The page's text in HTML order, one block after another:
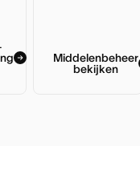
Middelenbeheer
bekijken